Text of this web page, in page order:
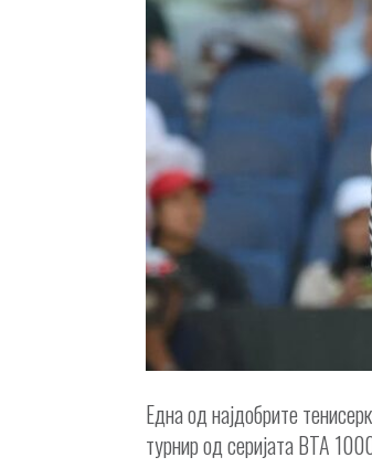
Една од најдобрите
турнир од серијата ВТА